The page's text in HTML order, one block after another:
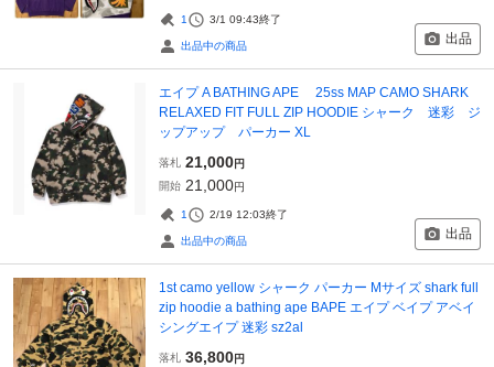
1 3/1 09:43終了
出品中の商品 出品
エイプ A BATHING APE 25ss MAP CAMO SHARK
RELAXED FIT FULL ZIP HOODIE シャーク 迷彩 ジ
ップアップ パーカー XL
落札 21,000円
開始 21,000円
1 2/19 12:03終了
出品中の商品 出品
1st camo yellow シャーク パーカー Mサイズ shark full
zip hoodie a bathing ape BAPE エイプ ベイプ アベイ
シングエイプ 迷彩 sz2al
落札 36,800円